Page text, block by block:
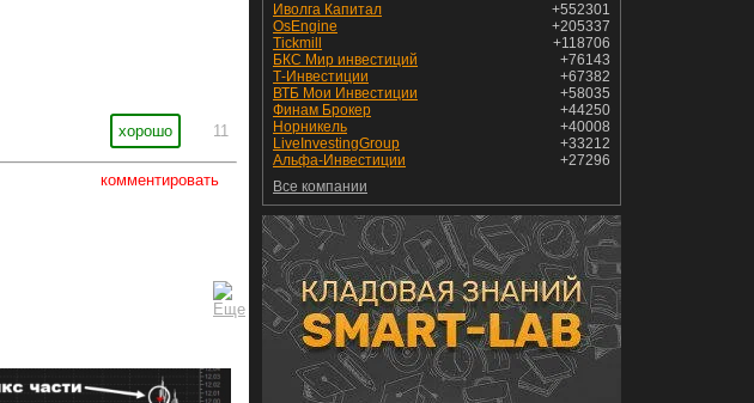
хорошо 11
комментировать
+552301
Иволга Капитал
+205337
OsEngine
+118706
Tickmill
+76143
БКС Мир инвестиций
+67382
Т-Инвестиции
+58035
ВТБ Мои Инвестиции
+44250
Финам Брокер
+40008
Норникель
+33212
LiveInvestingGroup
+27296
Альфа-Инвестиции
Все компании